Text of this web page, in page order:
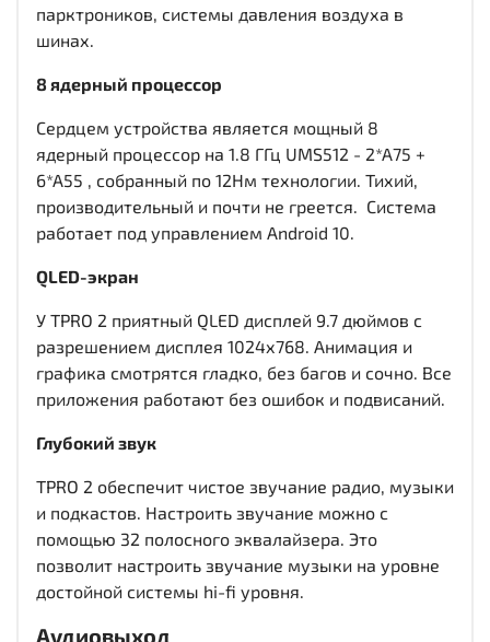
парктроников, системы давления воздуха в
шинах.
8 ядерный процессор
Сердцем устройства является мощный 8
ядерный процессор на 1.8 ГГц UMS512 - 2*A75 +
6*A55 , собранный по 12Нм технологии. Тихий,
производительный и почти не греется. Система
работает под управлением Android 10.
QLED-экран
У TPRO 2 приятный QLED дисплей 9.7 дюймов c
разрешением дисплея 1024х768. Анимация и
графика смотрятся гладко, без багов и сочно. Все
приложения работают без ошибок и подвисаний.
Глубокий звук
TPRO 2 обеспечит чистое звучание радио, музыки
и подкастов. Настроить звучание можно с
помощью 32 полосного эквалайзера. Это
позволит настроить звучание музыки на уровне
достойной системы hi-fi уровня.
Аудиовыход